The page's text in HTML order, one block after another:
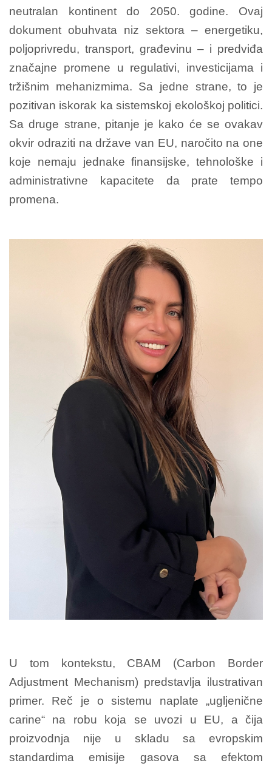
neutralan kontinent do 2050. godine. Ovaj
dokument obuhvata niz sektora – energetiku,
poljoprivredu, transport, građevinu – i predviđa
značajne promene u regulativi, investicijama i
tržišnim mehanizmima. Sa jedne strane, to je
pozitivan iskorak ka sistemskoj ekološkoj politici.
Sa druge strane, pitanje je kako će se ovakav
okvir odraziti na države van EU, naročito na one
koje nemaju jednake finansijske, tehnološke i
administrativne kapacitete da prate tempo
promena.
U tom kontekstu, CBAM (Carbon Border
Adjustment Mechanism) predstavlja ilustrativan
primer. Reč je o sistemu naplate „ugljenične
carine“ na robu koja se uvozi u EU, a čija
proizvodnja nije u skladu sa evropskim
standardima emisije gasova sa efektom